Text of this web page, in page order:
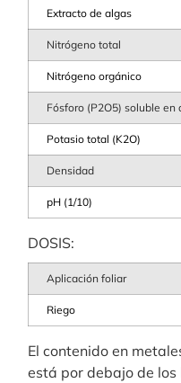
Extracto de algas
Nitrógeno total
Nitrógeno orgánico
Fósforo (P2O5) soluble en
Potasio total (K2O)
Densidad
pH (1/10)
DOSIS:
Aplicación foliar
Riego
El contenido en
está por debajo de